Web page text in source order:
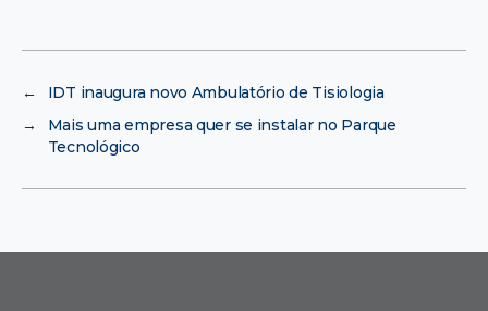
←
IDT inaugura novo Ambulatório de Tisiologia
→
Mais uma empresa quer se instalar no Parque
Tecnológico